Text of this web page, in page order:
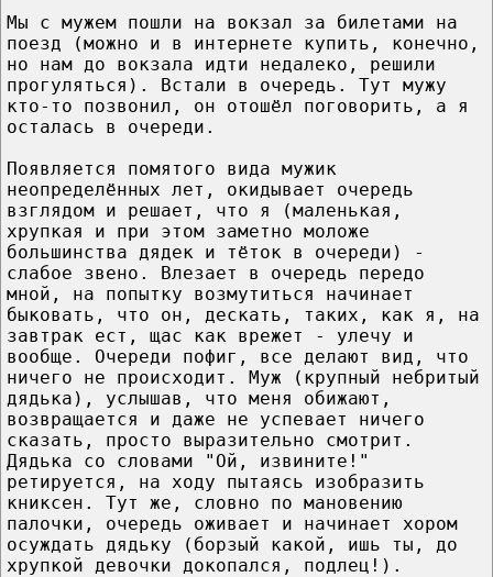
Мы с мужем пошли на вокзал за билетами на
поезд (можно и в интернете купить, конечно,
но нам до вокзала идти недалеко, решили
прогуляться). Встали в очередь. Тут мужу
кто-то позвонил, он отошёл поговорить, а я
осталась в очереди.
Появляется помятого вида мужик
неопределённых лет, окидывает очередь
взглядом и решает, что я (маленькая,
хрупкая и при этом заметно моложе
большинства дядек и тёток в очереди) -
слабое звено. Влезает в очередь передо
мной, на попытку возмутиться начинает
быковать, что он, дескать, таких, как я, на
завтрак ест, щас как врежет - улечу и
вообще. Очереди пофиг, все делают вид, что
ничего не происходит. Муж (крупный небритый
дядька), услышав, что меня обижают,
возвращается и даже не успевает ничего
сказать, просто выразительно смотрит.
Дядька со словами "Ой, извините!"
ретируется, на ходу пытаясь изобразить
книксен. Тут же, словно по мановению
палочки, очередь оживает и начинает хором
осуждать дядьку (борзый какой, ишь ты, до
хрупкой девочки докопался, подлец!).